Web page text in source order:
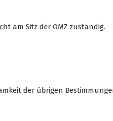
am Sitz der OMZ zuständig.
der übrigen